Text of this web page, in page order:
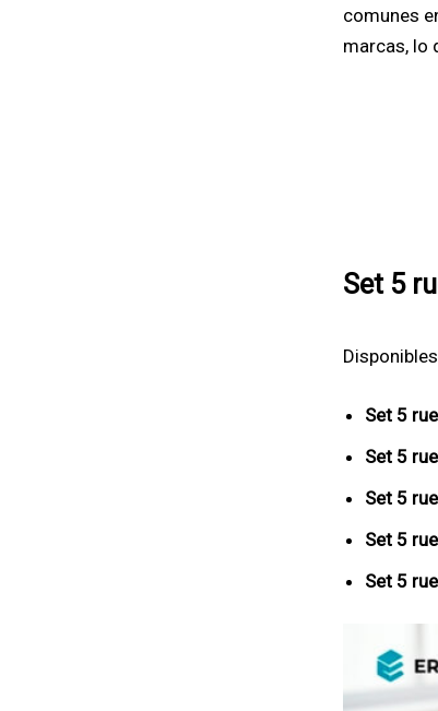
comunes
marcas, lo
Set 5
Set 5
Set 5
Set 5
Set 5
Set 5